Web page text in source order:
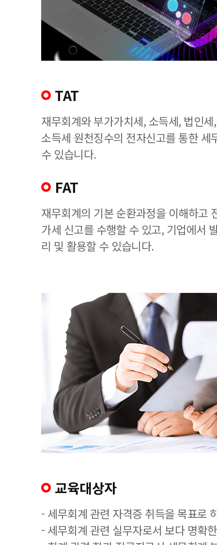
TAT
재무회계와 부가가치세, 소득세, 법인
소득세 원천징수의 전자신고를 통한 세
수 있습니다.
FAT
재무회계의 기본 순환과정을 이해하고
가세 신고를 수행할 수 있고, 기업에서
리 및 활용할 수 있습니다.
교육대상자
- 세무회계 관련 자격증 취득을 목표로
- 세무회계 관련 실무자로서 보다 명확